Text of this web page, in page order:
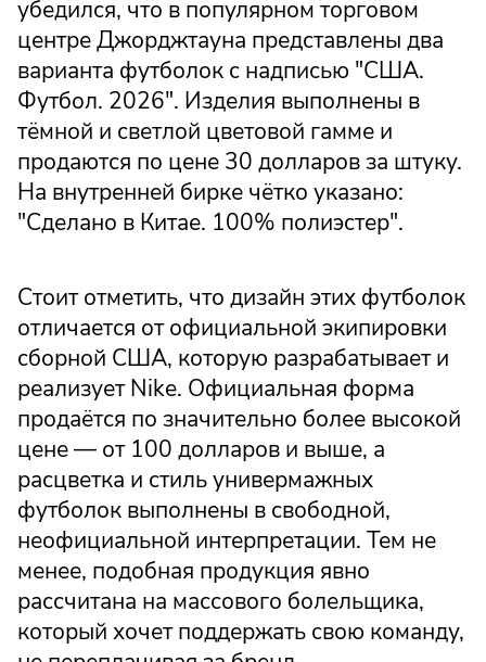
убедился, что в популярном торговом
центре Джорджтауна представлены два
варианта футболок с надписью "США.
Футбол. 2026". Изделия выполнены в
тёмной и светлой цветовой гамме и
продаются по цене 30 долларов за штуку.
На внутренней бирке чётко указано:
"Сделано в Китае. 100% полиэстер".
Стоит отметить, что дизайн этих футболок
отличается от официальной экипировки
сборной США, которую разрабатывает и
реализует Nike. Официальная форма
продаётся по значительно более высокой
цене — от 100 долларов и выше, а
расцветка и стиль универмажных
футболок выполнены в свободной,
неофициальной интерпретации. Тем не
менее, подобная продукция явно
рассчитана на массового болельщика,
который хочет поддержать свою команду,